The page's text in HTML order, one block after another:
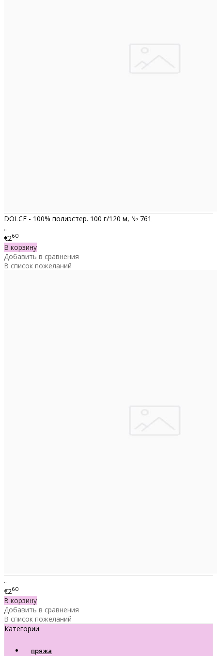
DOLCE - 100% полиэстер. 100 г/120 м, № 761
..
€260
В корзину
Добавить в сравнения
В список пожеланий
..
€260
В корзину
Добавить в сравнения
В список пожеланий
Категории
пряжа